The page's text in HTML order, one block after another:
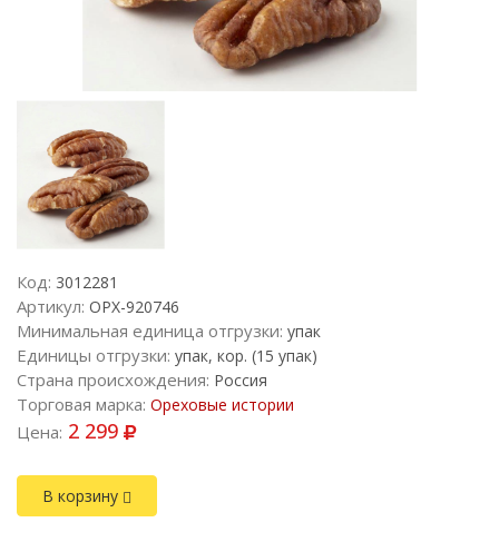
Код: 3012281
Артикул: ОРХ-920746
Минимальная единица отгрузки: упак
Единицы отгрузки: упак, кор. (15 упак)
Страна происхождения: Россия
Торговая марка: Ореховые истории
Цена: 2 299
В корзину